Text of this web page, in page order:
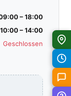
– 18:00
10:00 – 14:00
Geschlossen